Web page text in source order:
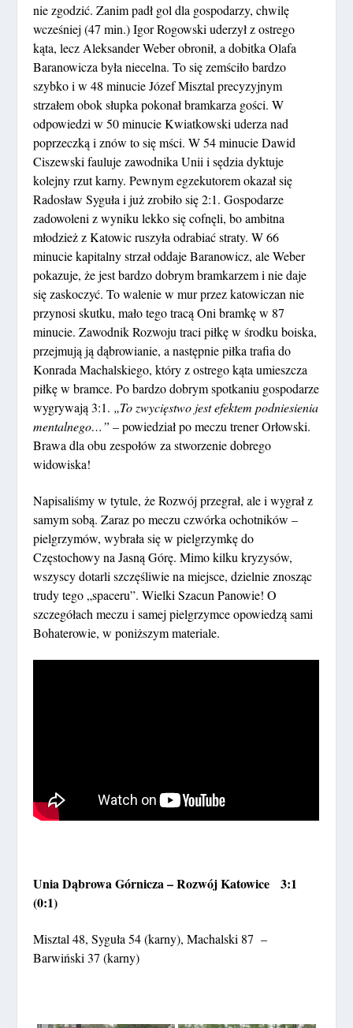
nie zgodzić. Zanim padł gol dla gospodarzy, chwilę
wcześniej (47 min.) Igor Rogowski uderzył z ostrego
kąta, lecz Aleksander Weber obronił, a dobitka Olafa
Baranowicza była niecelna. To się zemściło bardzo
szybko i w 48 minucie Józef Misztal precyzyjnym
strzałem obok słupka pokonał bramkarza gości. W
odpowiedzi w 50 minucie Kwiatkowski uderza nad
poprzeczką i znów to się mści. W 54 minucie Dawid
Ciszewski fauluje zawodnika Unii i sędzia dyktuje
kolejny rzut karny. Pewnym egzekutorem okazał się
Radosław Syguła i już zrobiło się 2:1. Gospodarze
zadowoleni z wyniku lekko się cofnęli, bo ambitna
młodzież z Katowic ruszyła odrabiać straty. W 66
minucie kapitalny strzał oddaje Baranowicz, ale Weber
pokazuje, że jest bardzo dobrym bramkarzem i nie daje
się zaskoczyć. To walenie w mur przez katowiczan nie
przynosi skutku, mało tego tracą Oni bramkę w 87
minucie. Zawodnik Rozwoju traci piłkę w środku boiska,
przejmują ją dąbrowianie, a następnie piłka trafia do
Konrada Machalskiego, który z ostrego kąta umieszcza
piłkę w bramce. Po bardzo dobrym spotkaniu gospodarze
wygrywają 3:1. „To zwycięstwo jest efektem podniesienia
mentalnego…” – powiedział po meczu trener Orłowski.
Brawa dla obu zespołów za stworzenie dobrego
widowiska!
Napisaliśmy w tytule, że Rozwój przegrał, ale i wygrał z
samym sobą. Zaraz po meczu czwórka ochotników –
pielgrzymów, wybrała się w pielgrzymkę do
Częstochowy na Jasną Górę. Mimo kilku kryzysów,
wszyscy dotarli szczęśliwie na miejsce, dzielnie znosząc
trudy tego „spaceru”. Wielki Szacun Panowie! O
szczegółach meczu i samej pielgrzymce opowiedzą sami
Bohaterowie, w poniższym materiale.
Unia Dąbrowa Górnicza – Rozwój Katowice 3:1
(0:1)
Misztal 48, Syguła 54 (karny), Machalski 87 –
Barwiński 37 (karny)